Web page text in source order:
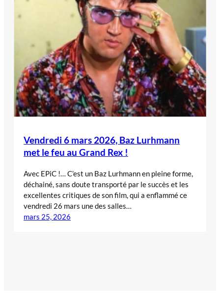
Vendredi 6 mars 2026, Baz Lurhmann
met le feu au Grand Rex !
Avec EPiC !… C’est un Baz Lurhmann en pleine forme,
déchainé, sans doute transporté par le succès et les
excellentes critiques de son film, qui a enflammé ce
vendredi 26 mars une des salles…
mars 25, 2026